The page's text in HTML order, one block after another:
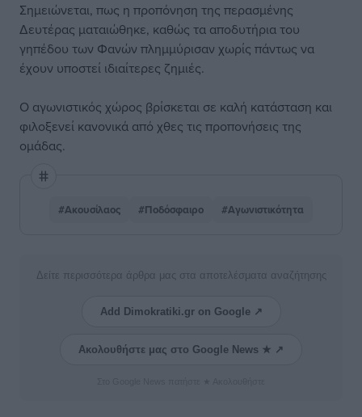
Σημειώνεται, πως η προπόνηση της περασμένης
Δευτέρας ματαιώθηκε, καθώς τα αποδυτήρια του
γηπέδου των Φανών πλημμύρισαν χωρίς πάντως να
έχουν υποστεί ιδιαίτερες ζημιές.
Ο αγωνιστικός χώρος βρίσκεται σε καλή κατάσταση και
φιλοξενεί κανονικά από χθες τις προπονήσεις της
ομάδας.
#Ακουσίλαος #Ποδόσφαιρο #Αγωνιστικότητα
Δείτε περισσότερα άρθρα μας στα αποτελέσματα αναζήτησης
Add Dimokratiki.gr on Google ↗
Ακολουθήστε μας στο Google News ★ ↗